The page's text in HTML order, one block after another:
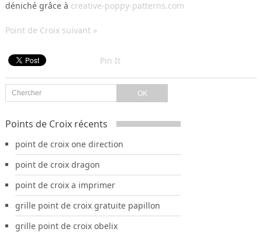
déniché grâce à creative-poppy-patterns.com
Point de Croix suivant »
Pin It
Points de Croix récents
point de croix one direction
point de croix dragon
point de croix a imprimer
grille point de croix gratuite papillon
grille point de croix obelix